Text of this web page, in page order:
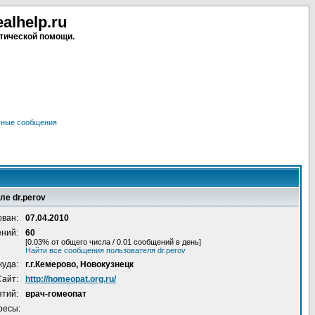
помощи.
сообщения
dr.perov
07.04.2010
60
[0.03% от общего числа / 0.01 сообщений в день]
Найти все сообщения пользователя dr.perov
г.г.Кемерово, Новокузнецк
http://homeopat.org.ru/
врач-гомеопат